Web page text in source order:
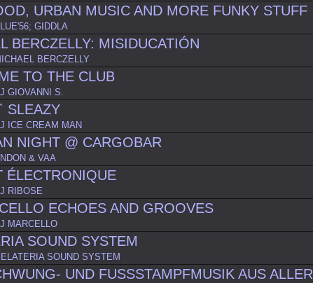
URBAN MUSIC AND MORE FUNKY STUFF
GIDDLA
BERCZELLY: MISIDUCATIÓN
BERCZELLY
TO THE CLUB
GIOVANNI S.
SLEAZY
ICE CREAM MAN
NIGHT @ CARGOBAR
& VAA
ÉLECTRONIQUE
RIBOSE
ECHOES AND GROOVES
MARCELLO
SOUND SYSTEM
SOUND SYSTEM
UND FUSSSTAMPFMUSIK AUS ALLER